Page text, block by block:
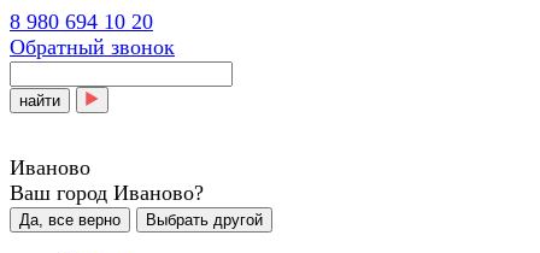
8 980 694 10 20
Обратный звонок
найти
Иваново
Ваш город Иваново?
Да, все верно Выбрать другой